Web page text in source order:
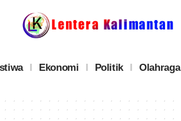
Ekonomi Politik Olahraga